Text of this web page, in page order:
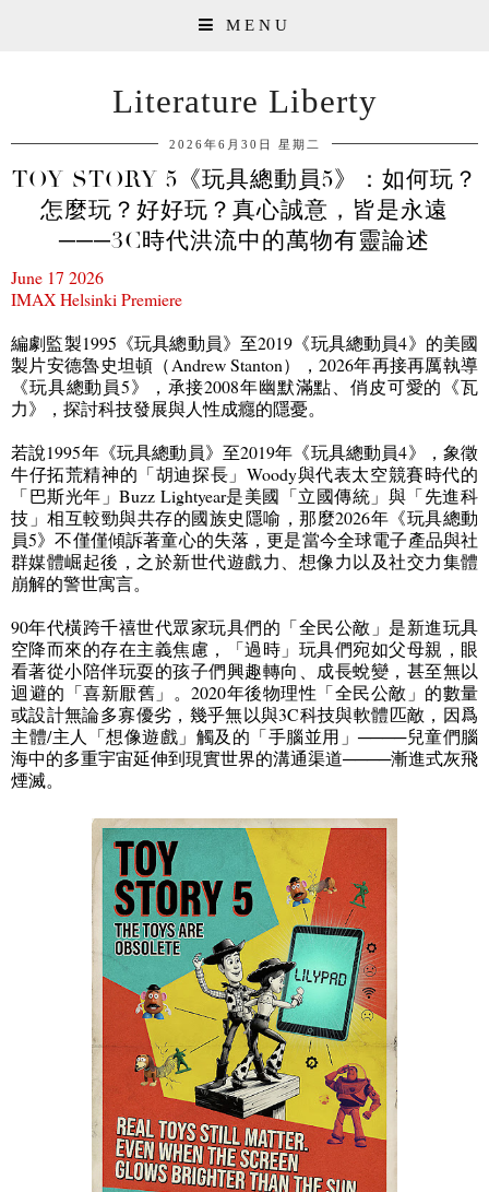
MENU
Literature Liberty
2026年6月30日 星期二
TOY STORY 5《玩具總動員5》：如何玩？
怎麼玩？好好玩？真心誠意，皆是永遠
───3C時代洪流中的萬物有靈論述
June 17 2026
IMAX Helsinki Premiere
編劇監製1995 《玩具總動員》至2019 《玩具總動員4》的美國
製片安德魯史坦頓（Andrew Stanton）， 2026年再接再厲執導
《玩具總動員5》，承接2008年幽默滿點、俏皮可愛的《瓦
力》，探討科技發展與人性成癮的隱憂。
若說1995年《玩具總動員》至2019年《玩具總動員4》，象徵
牛仔拓荒精神的「胡迪探長」 Woody與代表太空競賽時代的
「巴斯光年」Buzz Lightyear是美國「立國傳統」與「先進科
技」相互較勁與共存的國族史隱喻，那麼2026年《玩具總動
員5》不僅僅傾訴著童心的失落，更是當今全球電子產品與社
群媒體崛起後，之於新世代遊戲力、想像力以及社交力集體
崩解的警世寓言。
90年代橫跨千禧世代眾家玩具們的「全民公敵」是新進玩具
空降而來的存在主義焦慮，「過時」玩具們宛如父母親，眼
看著從小陪伴玩耍的孩子們興趣轉向、成長蛻變，甚至無以
迴避的「喜新厭舊」。 2020年後物理性「全民公敵」的數量
或設計無論多寡優劣，幾乎無以與3C科技與軟體匹敵，因爲
主體/主人「想像遊戲」觸及的「手腦並用」 ────兒童們腦
海中的多重宇宙延伸到現實世界的溝通渠道────漸進式灰飛
煙滅。